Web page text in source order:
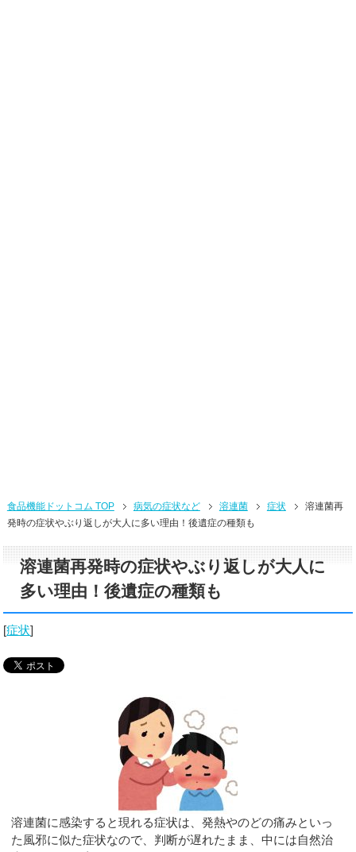
食品機能ドットコム TOP 病気の症状など 溶連菌 症状
溶連菌再
発時の症状やぶり返しが大人に多い理由！後遺症の種類も
溶連菌再発時の症状やぶり返しが大人に
多い理由！後遺症の種類も
[症状]
溶連菌に感染すると現れる症状は、発熱やのどの痛みといっ
た風邪に似た症状なので、判断が遅れたまま、中には自然治